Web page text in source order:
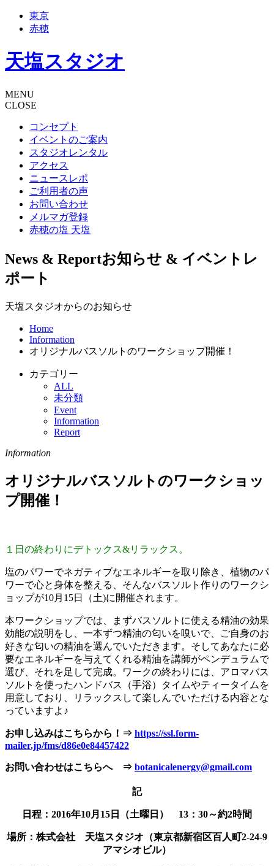
東京
赤穂
天塩スタジオ
MENU
CLOSE
コンセプト
イベントのご案内
スタジオレンタル
アクセス
ニュースレポ
ご利用者の声
お問い合わせ
メルマガ登録
赤穂の塩 天塩
News & Reportお知らせ & イベントレ
ポート
天塩スタジオからのお知らせ
Home
Information
オリジナルバスソルトのワークショップ開催！
カテゴリー
ALL
未分類
Event
Information
Report
Information
オリジナルバスソルトのワークショッ
プ開催！
１日の終わりにデトックス&リラックス。
塩のパワーでネガティブなエネルギーを取り除き、植物のパ
ワーで心と身体を整える、そんなバスソルト作りのワークシ
ョップが10月15日（土)に開催されます。
本ワークショップでは、まずバスソルトに使える精油の効果
効能の説明をし、一本ずつ精油の匂いを嗅いで、ご自身のお
好きな匂いの精油を選んでいただきます。そしてあなたに必
要なエネルギーを与えてくれる精油を講師がペンデュラムで
選び、それを足して完成。ワークの終わりには、アロマバス
ソルトを使ったハンドバス（手浴）タイムやティータイムを
用意しており、リラックスして楽しんでいただける内容とな
っていますよ♪
お申し込みはこちらから！⇒ https://ssl.form-
mailer.jp/fms/d86e0e84457422
お問い合わせはこちらへ ⇒ botanicalenergy@gmail.com
記
日程：2016年10月15日（土曜日） 13：30～約2時間
場所：株式会社 天塩スタジオ（東京都新宿区百人町2-24-9
アマシオビル）